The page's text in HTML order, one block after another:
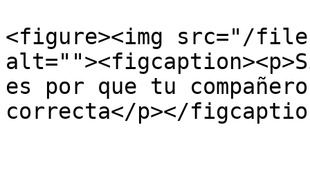
<figure><img src="/files/
es por que tu